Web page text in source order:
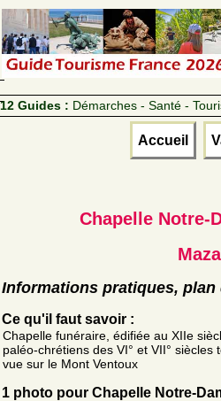
12 Guides : Démarches - Santé -
Accueil
Chapelle Notre-
Informations pratiques,
Ce qu'il faut savoir :
Chapelle funéraire, édifiée au XIIe
paléo-chrétiens des VI° et VII°
vue sur le Mont Ventoux
1 photo pour Chapelle Notre-